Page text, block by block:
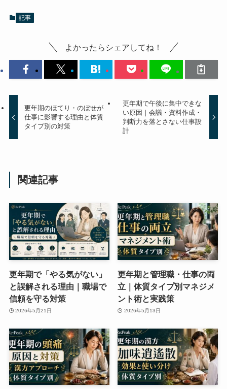
記事
よかったらシェアしてね！
更年期のほてり・のぼせが
仕事に影響する理由と体質
タイプ別の対策
更年期で午後に集中できな
い原因｜会議・資料作成・
判断力を落とさない仕事設
計
関連記事
更年期で「やる気がない」
と誤解される理由｜職場で
信頼を守る対策
2026年5月21日
更年期と管理職・仕事の両
立｜体質タイプ別マネジメ
ント術と実践策
2026年5月13日